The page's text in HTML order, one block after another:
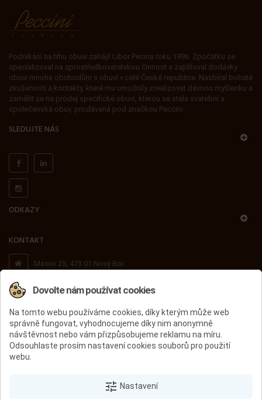
Podnikání na trhu obuvi zahájil Libor Pecina roku 1996. Zpočátku se
specializoval na zprostředkovatelskou činnost a zajišťoval dodávky
obuvi mnoha obchodům s obuví v celé České republice. Nasbíral bohaté
zkušenosti a kontakty, které mu umožnily zrealizovat dávnou myšlenku a
zaměřit se na prodej specifické obuvi, kterou se stala svatební a
společenská obuv, prodávaná pod značkou Peccini.
SLEDUJTE NÁS
ODKAZY
KONTAKT
Maxov 25, 473 01 Nový Bor
+420 603 503 716
peccini@peccini.cz
VÝPRODEJ
KONTAKT
Dovolte nám používat cookies
Na tomto webu používáme cookies, díky kterým může web
správně fungovat, vyhodnocujeme díky nim anonymně
návštěvnost nebo vám přizpůsobujeme reklamu na míru.
Odsouhlaste prosím nastavení cookies souborů pro použití
webu.
tune Nastavení